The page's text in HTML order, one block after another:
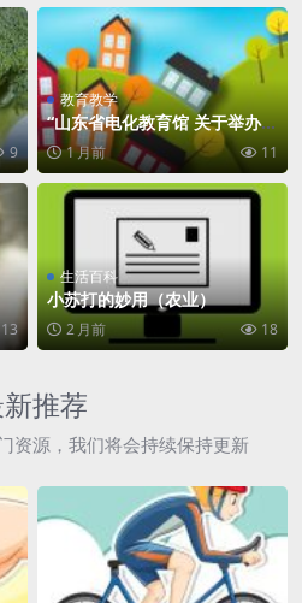
9
教育教学
“山东省电化教育馆 关于举办2
026第三届教育信息技术应用创
新大赛赛事解读
1 月前 11
13
生活百科
小苏打的妙用（农业）
2 月前 18
推荐
资源，我们将会持续保持更新